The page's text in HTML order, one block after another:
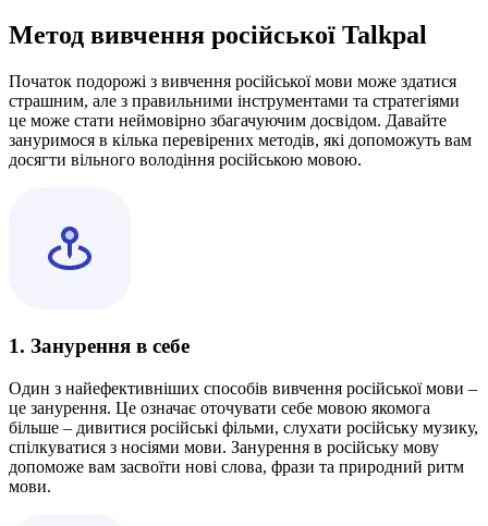
Метод вивчення російської Talkpal
Початок подорожі з вивчення російської мови може здатися
страшним, але з правильними інструментами та стратегіями
це може стати неймовірно збагачуючим досвідом. Давайте
зануримося в кілька перевірених методів, які допоможуть вам
досягти вільного володіння російською мовою.
1. Занурення в себе
Один з найефективніших способів вивчення російської мови –
це занурення. Це означає оточувати себе мовою якомога
більше – дивитися російські фільми, слухати російську музику,
спілкуватися з носіями мови. Занурення в російську мову
допоможе вам засвоїти нові слова, фрази та природний ритм
мови.